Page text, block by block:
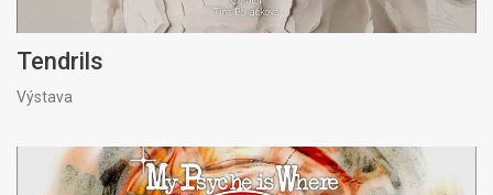
Tendrils
Výstava